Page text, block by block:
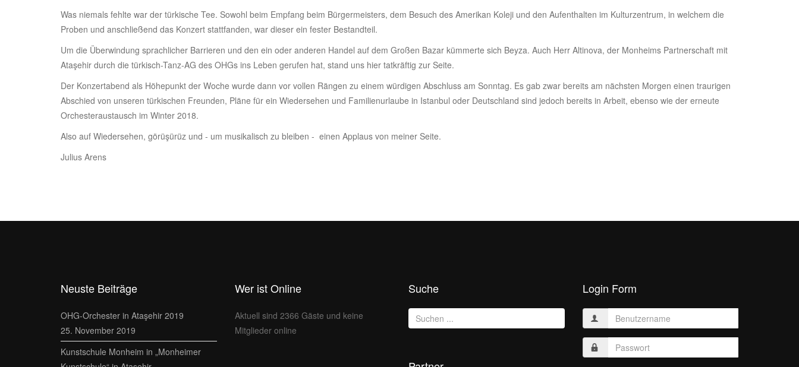
Was niemals fehlte war der türkische Tee. Sowohl beim Empfang beim Bürgermeisters, dem Besuch des Amerikan Koleji und den Aufenthalten im Kulturzentrum, in welchem die
Proben und anschließend das Konzert stattfanden, war dieser ein fester Bestandteil.
Um die Überwindung sprachlicher Barrieren und den ein oder anderen Handel auf dem Großen Bazar kümmerte sich Beyza. Auch Herr Altinova, der Monheims Partnerschaft mit
Ataşehir durch die türkisch-Tanz-AG des OHGs ins Leben gerufen hat, stand uns hier tatkräftig zur Seite.
Der Konzertabend als Höhepunkt der Woche wurde dann vor vollen Rängen zu einem würdigen Abschluss am Sonntag. Es gab zwar bereits am nächsten Morgen einen traurigen
Abschied von unseren türkischen Freunden, Pläne für ein Wiedersehen und Familienurlaube in Istanbul oder Deutschland sind jedoch bereits in Arbeit, ebenso wie der erneute
Orchesteraustausch im Winter 2018.
Also auf Wiedersehen, görüşürüz und - um musikalisch zu bleiben - einen Applaus von meiner Seite.
Julius Arens
Neuste Beiträge
OHG-Orchester in Ataşehir 2019
25. November 2019
Kunstschule Monheim in „Monheimer
Wer ist Online
Aktuell sind 2366 Gäste und keine
Mitglieder online
Suche Login Form